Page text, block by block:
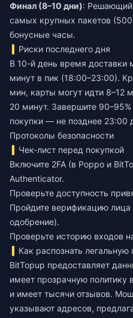
Финал (8–10 дни): Решающий
самых крупных пакетов
бонусные часы.
Риски последнего дня
В 10-й день время доставки
минут в пик (18:00–23:00).
мин, карты могут идти 8–12
20 минут. Завершите
покупки — не позднее 23:00
Протоколы безопасности
Чек-лист перед покупкой
Включите 2FA (в Poppo и
Authenticator.
Проверьте доступность
Пройдите верификацию
одобрение).
Проверьте историю входов
Как распознать легальную
BitTopup предоставляет
имеет прозрачную политику
и имеет тысячи отзывов.
указывают адресов,